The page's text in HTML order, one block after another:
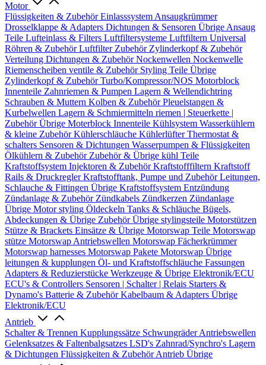
Motor
Flüssigkeiten & ZubehörEinlasssystem Ansaugkrümmer
Drosselklappe & Adapters Dichtungen & Sensoren Übrige Ansaug
Teile Lufteinlass & Filters Luftfiltersysteme Luftfiltern Universal
Röhren & ZubehörLuftfilter Zubehör Zylinderkopf & Zubehör
Verteilung Dichtungen & ZubehörNockenwellen Nockenwelle
Riemenscheiben ventile & Zubehör Styling Teile Übrige
Zylinderkopf & ZubehörTurbo/Kompressor/NOS Motorblock
Innenteile Zahnriemen & Pumpen Lagern & Wellendichtring
Schrauben & Muttern Kolben & ZubehörPleuelstangen &
Kurbelwellen Lagern & Schmiermitteln riemen | Steuerkette |
ZubehörÜbrige Moterblock Innenteile Kühlsystem Wasserkühlern
& kleine ZubehörKühlerschläuche KühlerlüfterThermostat &
schalters Sensoren & Dichtungen Wasserpumpen & Flüssigkeiten
Ölkühlern & Zubehör Zubehör & Übrige kühl Teile
Kraftstoffsystem Injektoren & ZubehörKraftstofffiltern Kraftstoff
Rails & DruckreglerKraftstofftank, Pumpe und ZubehörLeitungen,
Schlauche & Fittingen Übrige Kraftstoffsystem Entzündung
Zündanlage & Zubehör Zündkabels Zündkerzen Zündanlage
Übrige Motor styling Öldeckeln Tanks & Schläuche Bügels,
Abdeckungen & Übrige ZubehörÜbrige stylingsteile Motorstützen
Stütze & Brackets Einsätze & Übrige Motorswap Teile Motorswap
stütze Motorswap Antriebswellen Motorswap Fächerkrümmer
Motorswap harnesses Motorswap Pakete Motorswap Übrige
leitungen & kupplungen Öl- und Kraftstoffschläuche Fassungen
Adapters & Reduzierstücke Werkzeuge & Übrige Elektronik/ECU
ECU's & Controllers Sensoren | Schalter | Relais Starters &
Dynamo's Batterie & ZubehörKabelbaum & Adapters Übrige
Elektronik/ECU
Antrieb
Schalter & Trennen Kupplungssätze SchwungräderAntriebswellen
Gelenksatzes & Faltenbalgsatzes LSD's Zahnrad/Synchro's Lagern
& Dichtungen Flüssigkeiten & ZubehörAntrieb Übrige